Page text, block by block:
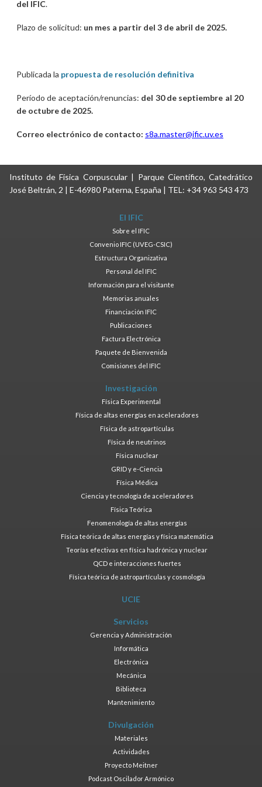
del IFIC.
Plazo de solicitud: un mes a partir del 3 de abril de 2025.
Publicada la propuesta de resolución definitiva
Período de aceptación/renuncias: del 30 de septiembre al 20
de octubre de 2025.
Correo electrónico de contacto: s8a.master@ific.uv.es
Instituto de Física Corpuscular | Parque Científico, Catedrático
José Beltrán, 2 | E-46980 Paterna, España | TEL: +34 963 543 473
El IFIC
Sobre el IFIC
Convenio IFIC (UVEG-CSIC)
Estructura Organizativa
Personal del IFIC
Información para el visitante
Memorias anuales
Financiación IFIC
Publicaciones
Factura Electrónica
Paquete de Bienvenida
Comisiones del IFIC
Investigación
Física Experimental
Física de altas energías en aceleradores
Física de astropartículas
Física de neutrinos
Física nuclear
GRID y e-Ciencia
Física Médica
Ciencia y tecnología de aceleradores
Física Teórica
Fenomenología de altas energías
Física teórica de altas energías y física matemática
Teorías efectivas en física hadrónica y nuclear
QCD e interacciones fuertes
Física teórica de astropartículas y cosmología
UCIE
Servicios
Gerencia y Administración
Informática
Electrónica
Mecánica
Biblioteca
Mantenimiento
Divulgación
Materiales
Actividades
Proyecto Meitner
Podcast Oscilador Armónico